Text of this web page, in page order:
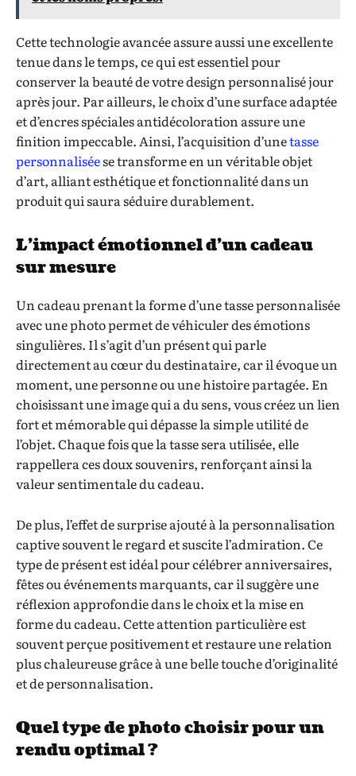
Cette technologie avancée assure aussi une excellente
tenue dans le temps, ce qui est essentiel pour
conserver la beauté de votre design personnalisé jour
après jour. Par ailleurs, le choix d’une surface adaptée
et d’encres spéciales antidécoloration assure une
finition impeccable. Ainsi, l’acquisition d’unetasse
personnaliséese transforme en un véritable objet
d’art, alliant esthétique et fonctionnalité dans un
produit qui saura séduire durablement.
L’impact émotionnel d’un cadeau
sur mesure
Un cadeau prenant la forme d’une tasse personnalisée
avec une photo permet de véhiculer des émotions
singulières. Il s’agit d’un présent qui parle
directement au cœur du destinataire, car il évoque un
moment, une personne ou une histoire partagée. En
choisissant une image qui a du sens, vous créez un lien
fort et mémorable qui dépasse la simple utilité de
l’objet. Chaque fois que la tasse sera utilisée, elle
rappellera ces doux souvenirs, renforçant ainsi la
valeur sentimentale du cadeau.
De plus, l’effet de surprise ajouté à la personnalisation
captive souvent le regard et suscite l’admiration. Ce
type de présent est idéal pour célébrer anniversaires,
fêtes ou événements marquants, car il suggère une
réflexion approfondie dans le choix et la mise en
forme du cadeau. Cette attention particulière est
souvent perçue positivement et restaure une relation
plus chaleureuse grâce à une belle touche d’originalité
et de personnalisation.
Quel type de photo choisir pour un
rendu optimal ?